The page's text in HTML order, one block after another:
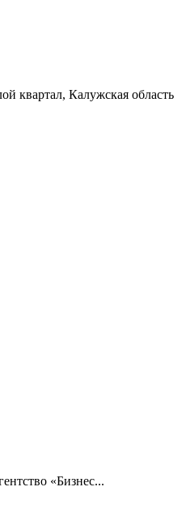
квартал, Калужская область
«Бизнес...